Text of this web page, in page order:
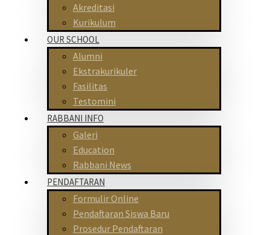
Akreditasi
Kurikulum
OUR SCHOOL
Alumni
Ekstrakurikuler
Fasilitas
Testomini
RABBANI INFO
Galeri
Education
Rabbani News
PENDAFTARAN
Formulir Online
Pendaftaran Siswa Baru
Prosedur Pendaftaran